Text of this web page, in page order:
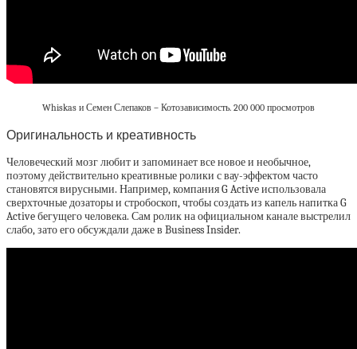
Whiskas и Семен Слепаков – Котозависимость. 200 000 просмотров
Оригинальность и креативность
Человеческий мозг любит и запоминает все новое и необычное,
поэтому действительно креативные ролики с вау-эффектом часто
становятся вирусными. Например, компания G Active использовала
сверхточные дозаторы и стробоскоп, чтобы создать из капель напитка G
Active бегущего человека. Сам ролик на официальном канале выстрелил
слабо, зато его обсуждали даже в Business Insider.